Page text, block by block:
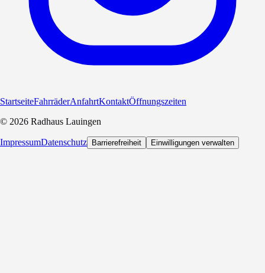
StartseiteFahrräderAnfahrtKontaktÖffnungszeiten
© 2026 Radhaus Lauingen
ImpressumDatenschutz Barrierefreiheit Einwilligungen verwalten